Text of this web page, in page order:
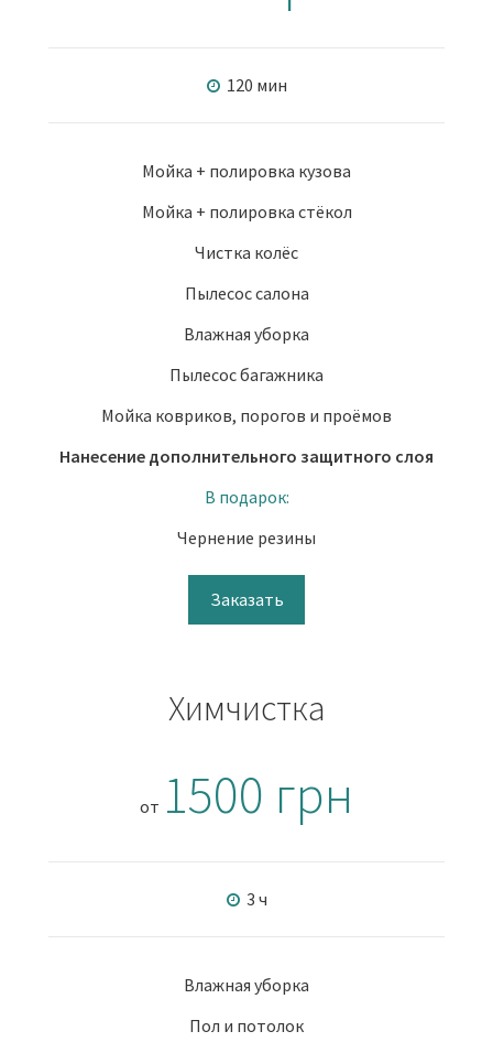
120 мин
Мойка + полировка кузова
Мойка + полировка стёкол
Чистка колёс
Пылесос салона
Влажная уборка
Пылесос багажника
Мойка ковриков, порогов и проёмов
Нанесение дополнительного защитного слоя
В подарок:
Чернение резины
Заказать
Химчистка
от 1500 грн
3 ч
Влажная уборка
Пол и потолок